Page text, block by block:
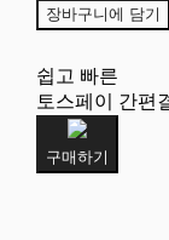
장바구니에 담기
쉽고 빠른
토스페이 간편
구매하기